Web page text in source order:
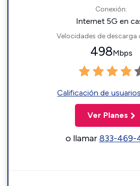
Conexión:
Internet 5G en
Velocidades de descarga
498Mbps
Calificación de
Ver Planes
o llamar833-469-